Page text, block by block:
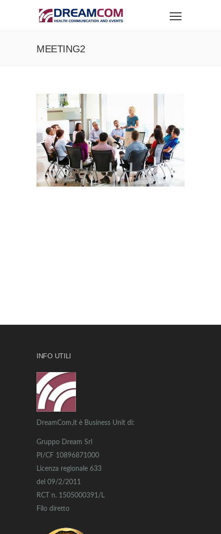
MEETING2
INFO UTILI
DreamCom,it è Business Unit di:
Gruppo Dream Srl
PI/CF 10896871000
Licenza regionale 633
del 09/2/2011
RCT n. 1505000391/L
Filo diretto